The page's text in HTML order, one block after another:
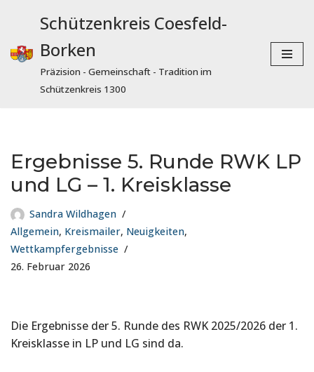
Inhalt
springen
Schützenkreis Coesfeld-
Borken
Präzision - Gemeinschaft - Tradition im
Schützenkreis 1300
Ergebnisse 5. Runde RWK LP
und LG – 1. Kreisklasse
Sandra Wildhagen
Allgemein, Kreismailer, Neuigkeiten,
Wettkampfergebnisse
26. Februar 2026
Die Ergebnisse der 5. Runde des RWK 2025/2026 der 1.
Kreisklasse in LP und LG sind da.